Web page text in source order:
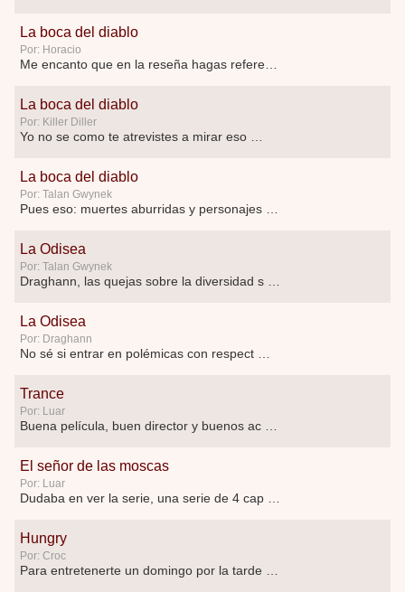
La boca del diablo
Por: Horacio
La boca del diablo
Por: Killer Diller
Yo no se como te atrevistes a mirar eso …
La boca del diablo
Por: Talan Gwynek
La Odisea
Por: Talan Gwynek
Draghann, las quejas sobre la diversidad s …
La Odisea
Por: Draghann
No sé si entrar en polémicas con respect …
Trance
Por: Luar
Buena película, buen director y buenos ac …
El señor de las moscas
Por: Luar
Dudaba en ver la serie, una serie de 4 cap …
Hungry
Por: Croc
Para entretenerte un domingo por la tarde …